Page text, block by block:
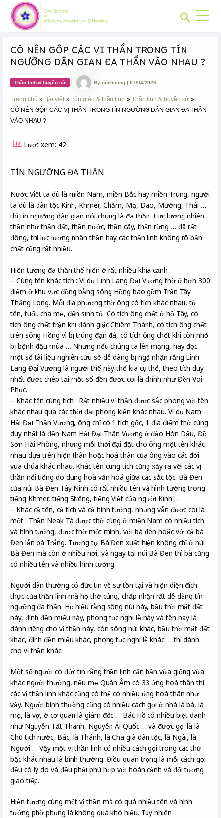
content
Search
CÓ NÊN GỘP CÁC VỊ THẦN TRONG TÍN
NGƯỠNG DÂN GIAN ĐA THẦN VÀO NHAU ?
Thần linh & huyền sử | Byomihuong|07/04/2026
Trang chủ Bài viết Tôn giáo & thần linh
Thần linh & huyền sử
CÓ NÊN GỘP CÁC VỊ THẦN TRONG TÍN NGƯỠNG DÂN GIAN ĐA THẦN
VÀO NHAU ?
Lượt xem: 42
TÍN NGƯỠNG ĐA THẦN
Nước Việt ta dù là miền Nam, miền Bắc hay miền Trung, người
ta dù là dân tộc Kinh, Khmer, Chăm, Mạ, Dao, Mường, Thái …
thì tín ngưỡng dân gian nói chung là đa thần. Lực lượng nhiên
thần như thần đất, thần nước, thần cây, thần rừng … đã rất
đông, thì lực lượng nhân thần hay các thần linh không rõ bản
chất cũng rất nhiều.
Hiện tượng đa thần thể hiện ở rất nhiều khía cạnh
– Cùng tên khác tích : Ví dụ Linh Lang Đại Vương thờ ở hơn 300
điểm ở khu vực đồng bằng sông Hồng bao gồm Trấn Tây
Thăng Long. Mỗi địa phương thờ ông có tích khác nhau, từ
tên, tuổi, cha mẹ, đến sinh tử. Có tích ông chết ở hồ Tây, có
tích ông chết trận khi đánh giặc Chiêm Thành, có tích ông chết
trên sông Hồng vì bị trúng đạn đá, có tích ông chết khi còn nhỏ
bị bệnh đậu mùa … Nhưng nếu chúng ta lên mạng, hay đọc
một số tài liệu nghiên cứu sẽ dễ dàng bị ngộ nhận rằng Linh
Lang Đại Vương là người thế này thế kia cụ thể, theo tích duy
nhất được chép tại một số đền được coi là chính như Đền Voi
Phục.
– Khác tên cùng tích : Rất nhiều vị thần được sắc phong với tên
khác nhau qua các thời đại phong kiến khác nhau. Ví dụ Nam
Hải Đại Thần Vương, ông chỉ có 1 tích gốc, 1 địa điểm thờ cúng
duy nhất là đền Nam Hải Đại Thân Vương ở đảo Hòn Dấu, Đồ
Sơn Hải Phòng, nhưng mỗi thời đại đặt cho ông một tên khác
nhau dựa trên hiện thân hoặc hoá thân của ông vào các đời
vua chúa khác nhau. Khác tên cùng tích cũng xảy ra với các vị
thần nổi tiếng do dung hoà văn hoá giữa các sắc tộc. Bà Đen
của núi Bà Đen Tây Ninh có rất nhiều tên và hình tướng trong
tiếng Khmer, tiếng Stiêng, tiếng Việt của người Kinh …
– Khác cả tên, cả tích và cả hình tướng, nhưng vẫn được coi là
một : Thần Neak Tà được thờ cúng ở miền Nam có nhiều tích
và hình tướng, được thờ một mình, với bà đen hoặc với cả bà
Đen lẫn bà Trắng. Tương tự Bà Đen xuất hiện không chỉ ở núi
Bà Đen mà còn ở nhiều nơi, và ngay tại núi Bà Đen thì bà cũng
có nhiều tên và nhiều hình tướng.
Người dân thường có đức tin về sự tồn tại và hiện diện đích
thực của thần linh mà họ thờ cúng, chấp nhận rất dễ dàng tín
ngưỡng đa thần. Họ hiểu rằng sông núi này, bầu trời mặt đất
này, đình đền miếu này, phong tục nghi lễ này và tên này là
dành riêng cho vị thần này, còn sông núi khác, bầu trời mặt đất
khác, đình đền miếu khác, phong tục nghi lễ khác … thì dành
cho vị thần khác.
Một số người có đức tin rằng thần linh căn bản vừa giống vừa
khác người thường, nếu mẹ Quán Âm có 33 ứng hoá thân thì
các vị thần linh khác cũng có thể có nhiều ứng hoá thân như
vậy. Người bình thường cũng có nhiều cách gọi ở nhà là bà, là
mẹ, là vợ, ở cơ quan là giám đốc … Bác Hồ có nhiều biệt danh
như Nguyễn Tất Thành, Nguyễn Ái Quốc … và được gọi là là
Chủ tịch nước, Bác, là Thánh, là Cha già dân tộc, là Ngài, là
Người … Vậy một vị thần linh có nhiều cách gọi trong các thứ
bậc khác nhau là bình thường. Điều quan trọng là mỗi cách gọi
đều có lý do và đều phải phù hợp với hoàn cảnh và đối tượng
giao tiếp.
Hiện tượng cùng một vị thần mà có quá nhiều tên và hình
tướng phờ phụng là không quá khó hiểu. Tuy nhiên
Post
navigation
CHUYÊN
MỤC: